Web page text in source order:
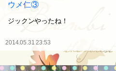
ウメ仁③
ジックンやったね！
2014.05.31 23:53